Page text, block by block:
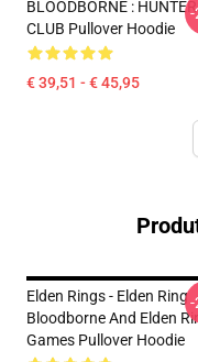
BLOODBORNE :
CLUB Pullover Hoodie
€ 39,51 - € 45,95
-
Elden Rings - Elden Ring
Bloodborne And Elden
Games Pullover Hoodie
-